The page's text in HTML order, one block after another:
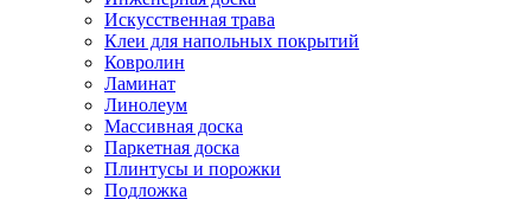
Искусственная трава
Клеи для напольных покрытий
Ковролин
Ламинат
Линолеум
Массивная доска
Паркетная доска
Плинтусы и порожки
Подложка